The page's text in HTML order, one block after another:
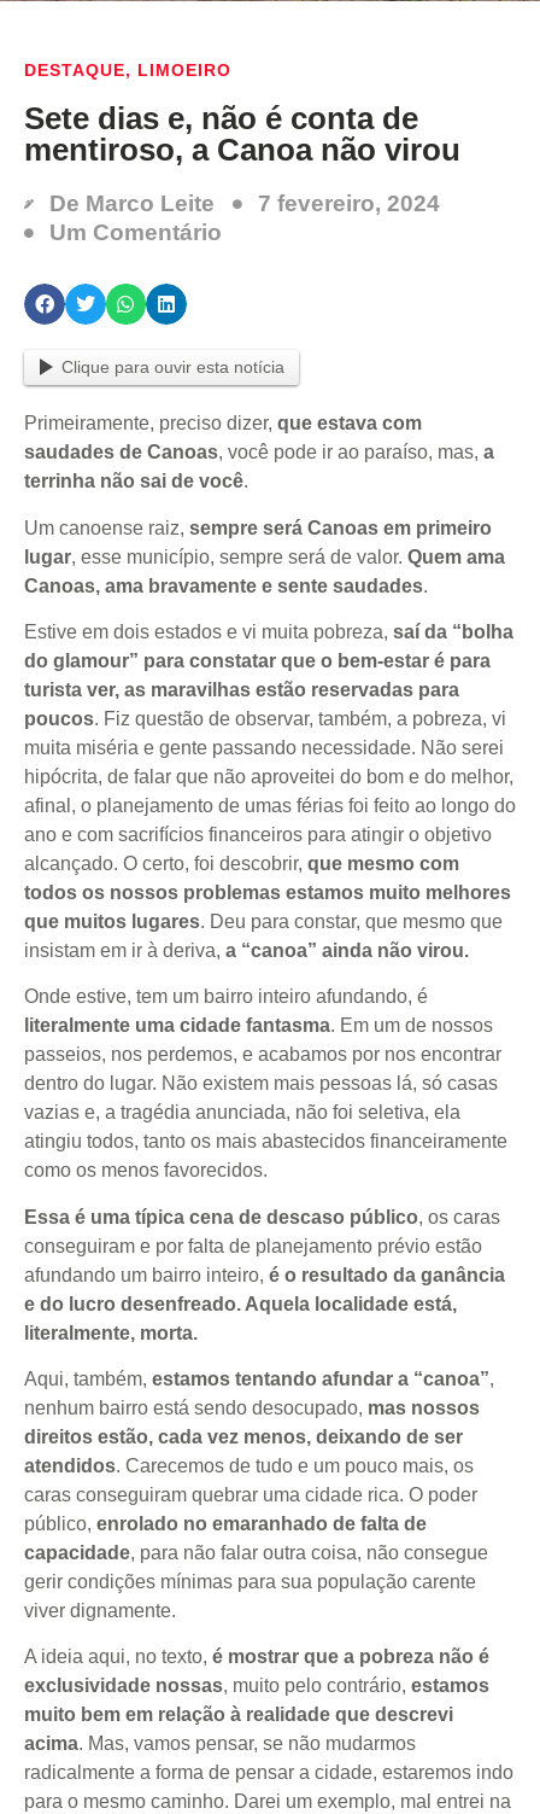
DESTAQUE, LIMOEIRO
Sete dias e, não é conta de
mentiroso, a Canoa não virou
De Marco Leite
7 fevereiro, 2024
Um Comentário
Clique para ouvir esta notícia
Primeiramente, preciso dizer, que estava com
saudades de Canoas, você pode ir ao paraíso, mas, a
terrinha não sai de você.
Um canoense raiz, sempre será Canoas em primeiro
lugar, esse município, sempre será de valor. Quem ama
Canoas, ama bravamente e sente saudades.
Estive em dois estados e vi muita pobreza, saí da “bolha
do glamour” para constatar que o bem-estar é para
turista ver, as maravilhas estão reservadas para
poucos. Fiz questão de observar, também, a pobreza, vi
muita miséria e gente passando necessidade. Não serei
hipócrita, de falar que não aproveitei do bom e do melhor,
afinal, o planejamento de umas férias foi feito ao longo do
ano e com sacrifícios financeiros para atingir o objetivo
alcançado. O certo, foi descobrir, que mesmo com
todos os nossos problemas estamos muito melhores
que muitos lugares. Deu para constar, que mesmo que
insistam em ir à deriva, a “canoa” ainda não virou.
Onde estive, tem um bairro inteiro afundando, é
literalmente uma cidade fantasma. Em um de nossos
passeios, nos perdemos, e acabamos por nos encontrar
dentro do lugar. Não existem mais pessoas lá, só casas
vazias e, a tragédia anunciada, não foi seletiva, ela
atingiu todos, tanto os mais abastecidos financeiramente
como os menos favorecidos.
Essa é uma típica cena de descaso público, os caras
conseguiram e por falta de planejamento prévio estão
afundando um bairro inteiro, é o resultado da ganância
e do lucro desenfreado. Aquela localidade está,
literalmente, morta.
Aqui, também, estamos tentando afundar a “canoa”,
nenhum bairro está sendo desocupado, mas nossos
direitos estão, cada vez menos, deixando de ser
atendidos. Carecemos de tudo e um pouco mais, os
caras conseguiram quebrar uma cidade rica. O poder
público, enrolado no emaranhado de falta de
capacidade, para não falar outra coisa, não consegue
gerir condições mínimas para sua população carente
viver dignamente.
A ideia aqui, no texto, é mostrar que a pobreza não é
exclusividade nossas, muito pelo contrário, estamos
muito bem em relação à realidade que descrevi
acima. Mas, vamos pensar, se não mudarmos
radicalmente a forma de pensar a cidade, estaremos indo
para o mesmo caminho. Darei um exemplo, mal entrei na